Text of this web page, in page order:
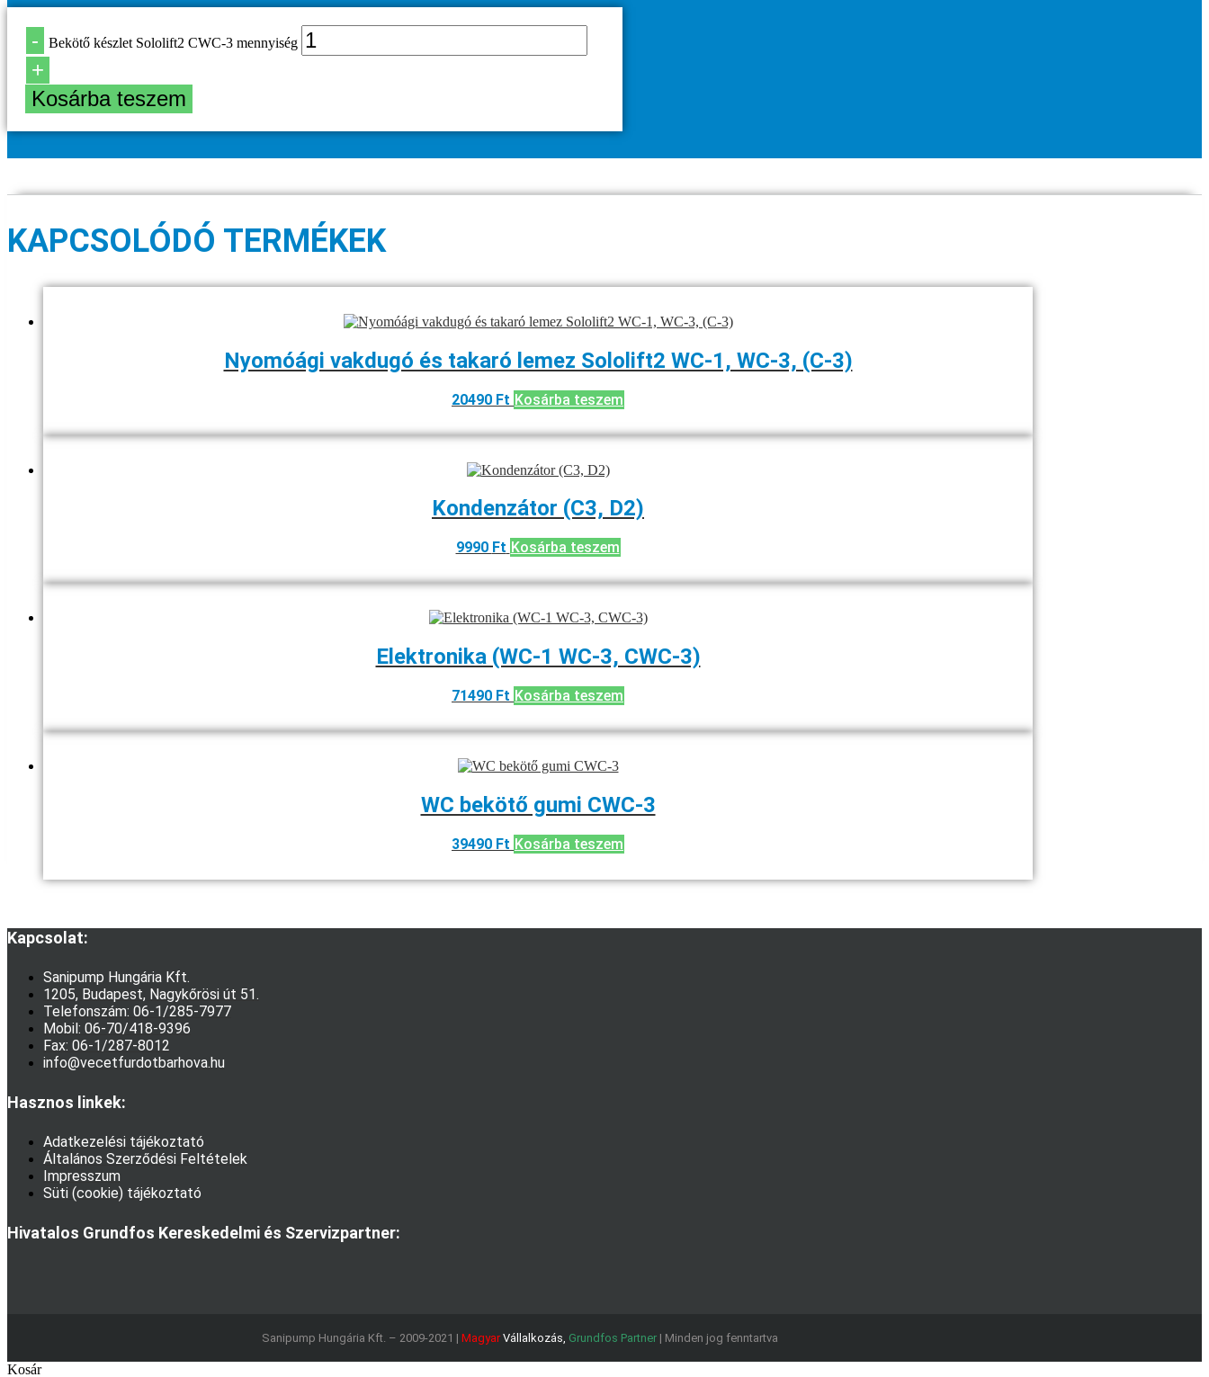
- Bekötő készlet Sololift2 CWC-3 mennyiség
+
Kosárba teszem
KAPCSOLÓDÓ TERMÉKEK
Nyomóági vakdugó és takaró lemez Sololift2 WC-1, WC-3, (C-3)
20490 Ft Kosárba teszem
Kondenzátor (C3, D2)
9990 Ft Kosárba teszem
Elektronika (WC-1 WC-3, CWC-3)
71490 Ft Kosárba teszem
WC bekötő gumi CWC-3
39490 Ft Kosárba teszem
Kapcsolat:
Sanipump Hungária Kft.
1205, Budapest, Nagykőrösi út 51.
Telefonszám: 06-1/285-7977
Mobil: 06-70/418-9396
Fax: 06-1/287-8012
info@vecetfurdotbarhova.hu
Hasznos linkek:
Adatkezelési tájékoztató
Általános Szerződési Feltételek
Impresszum
Süti (cookie) tájékoztató
Hivatalos Grundfos Kereskedelmi és Szervizpartner:
Sanipump Hungária Kft. – 2009-2021 | Magyar Vállalkozás, Grundfos Partner | Minden jog fenntartva
Kosár